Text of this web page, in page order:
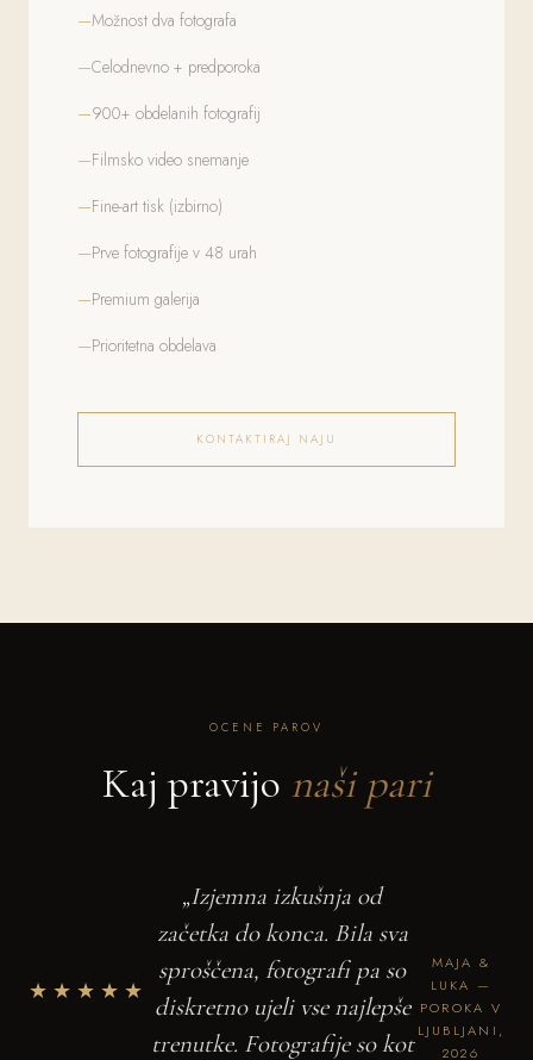
Možnost dva fotografa
Celodnevno + predporoka
900+ obdelanih fotografij
Filmsko video snemanje
Fine-art tisk (izbirno)
Prve fotografije v 48 urah
Premium galerija
Prioritetna obdelava
KONTAKTIRAJ NAJU
OCENE PAROV
Kaj pravijo naši pari
★★★★★
„Izjemna izkušnja od
začetka do konca. Bila sva
sproščena, fotografi pa so
diskretno ujeli vse najlepše
trenutke. Fotografije so kot
MAJA &
LUKA —
POROKA V
LJUBLJANI,
2026